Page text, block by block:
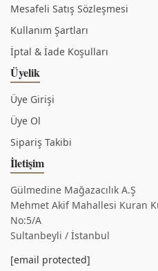
Mesafeli Satış Sözleşmesi
Kullanım Şartları
İptal & İade Koşulları
Üyelik
Üye Girişi
Üye Ol
Sipariş Takibi
İletişim
Gülmedine Mağazacılık A.Ş
Mehmet Akif Mahallesi Kuran
No:5/A
Sultanbeyli / İstanbul
[email protected]